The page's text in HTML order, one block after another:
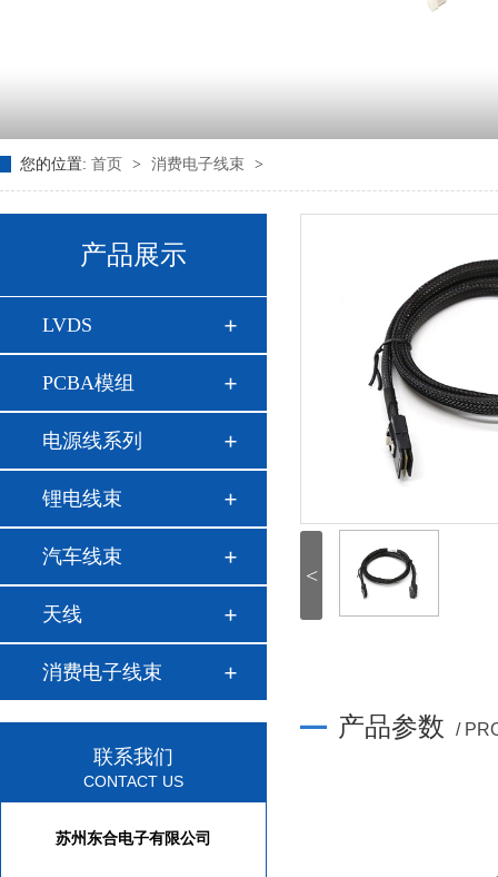
您的位置: 首页 > 消费电子线束 >
产品展示
LVDS
PCBA模组
电源线系列
锂电线束
汽车线束
天线
消费电子线束
联系我们
CONTACT US
苏州东合电子有限公司
<
产品参数 /